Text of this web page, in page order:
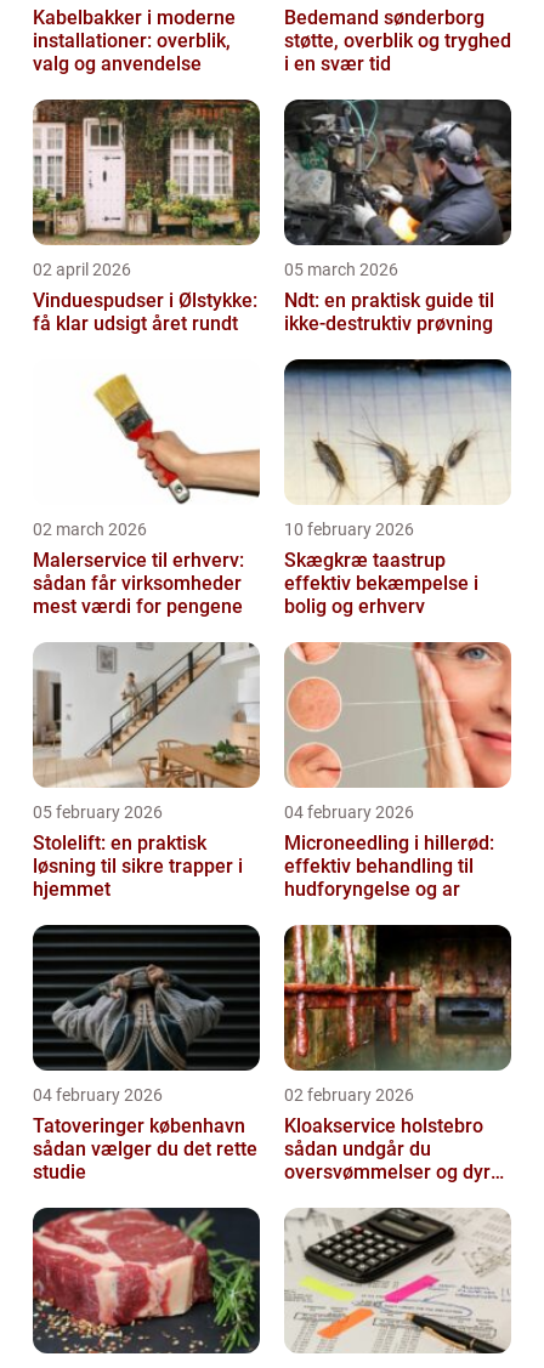
Kabelbakker i moderne
installationer: overblik,
valg og anvendelse
Bedemand sønderborg
støtte, overblik og tryghed
i en svær tid
02 april 2026
Vinduespudser i Ølstykke:
få klar udsigt året rundt
05 march 2026
Ndt: en praktisk guide til
ikke-destruktiv prøvning
02 march 2026
Malerservice til erhverv:
sådan får virksomheder
mest værdi for pengene
10 february 2026
Skægkræ taastrup
effektiv bekæmpelse i
bolig og erhverv
05 february 2026
Stolelift: en praktisk
løsning til sikre trapper i
hjemmet
04 february 2026
Microneedling i hillerød:
effektiv behandling til
hudforyngelse og ar
04 february 2026
Tatoveringer københavn
sådan vælger du det rette
studie
02 february 2026
Kloakservice holstebro
sådan undgår du
oversvømmelser og dyre